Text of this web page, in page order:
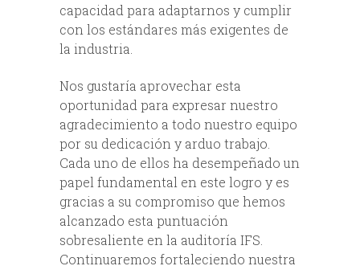
capacidad para adaptarnos y cumplir
con los estándares más exigentes de
la industria.
Nos gustaría aprovechar esta
oportunidad para expresar nuestro
agradecimiento a todo nuestro equipo
por su dedicación y arduo trabajo.
Cada uno de ellos ha desempeñado un
papel fundamental en este logro y es
gracias a su compromiso que hemos
alcanzado esta puntuación
sobresaliente en la auditoría IFS.
Continuaremos fortaleciendo nuestra